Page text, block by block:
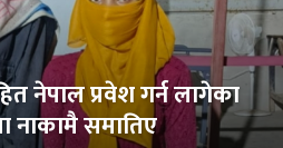
नेपाल प्रवेश गर्न लागेका
नाकामै समातिए